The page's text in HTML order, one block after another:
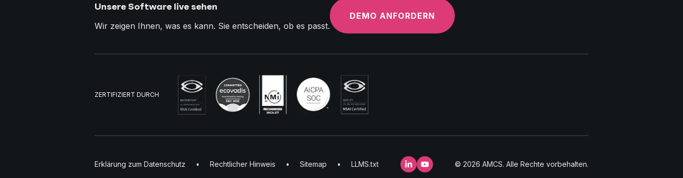
Unsere Software live sehen
Wir zeigen Ihnen, was es kann. Sie entscheiden, ob es passt.
DEMO ANFORDERN
ZERTIFIZIERT DURCH
Erklärung zum Datenschutz • Rechtlicher Hinweis • Sitemap • LLMS.txt LinkedInYouTube © 2026 AMCS. Alle Rechte vorbehalten.